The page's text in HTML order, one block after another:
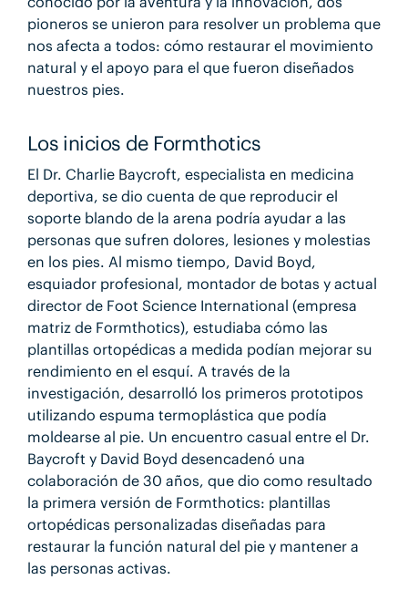
pioneros se unieron para resolver un problema que
nos afecta a todos: cómo restaurar el movimiento
natural y el apoyo para el que fueron diseñados
nuestros pies.
Los inicios de Formthotics
El Dr. Charlie Baycroft, especialista en medicina
deportiva, se dio cuenta de que reproducir el
soporte blando de la arena podría ayudar a las
personas que sufren dolores, lesiones y molestias
en los pies. Al mismo tiempo, David Boyd,
esquiador profesional, montador de botas y actual
director de Foot Science International (empresa
matriz de Formthotics), estudiaba cómo las
plantillas ortopédicas a medida podían mejorar su
rendimiento en el esquí. A través de la
investigación, desarrolló los primeros prototipos
utilizando espuma termoplástica que podía
moldearse al pie. Un encuentro casual entre el Dr.
Baycroft y David Boyd desencadenó una
colaboración de 30 años, que dio como resultado
la primera versión de Formthotics: plantillas
ortopédicas personalizadas diseñadas para
restaurar la función natural del pie y mantener a
las personas activas.